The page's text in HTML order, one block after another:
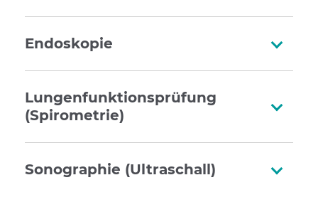
Endoskopie
Lungenfunktionsprüfung
(Spirometrie)
Sonographie (Ultraschall)